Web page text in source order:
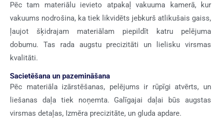
Pēc tam materiālu ievieto atpakaļ vakuuma kamerā, kur
vakuums nodrošina, ka tiek likvidēts jebkurš atlikušais gaiss,
ļaujot šķidrajam materiālam piepildīt katru pelējuma
dobumu. Tas rada augstu precizitāti un lielisku virsmas
kvalitāti.
Sacietēšana un pazemināšana
Pēc materiāla izārstēšanas, pelējums ir rūpīgi atvērts, un
liešanas daļa tiek noņemta. Galīgajai daļai būs augstas
virsmas detaļas, Izmēra precizitāte, un gluda apdare.